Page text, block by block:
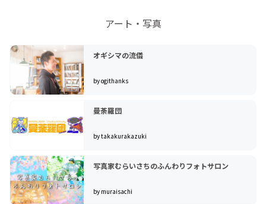
アート・写真
オギシマの流儀
by ogithanks
曼荼羅団
by takakurakazuki
写真家むらいさちのふんわりフォトサロン
by muraisachi